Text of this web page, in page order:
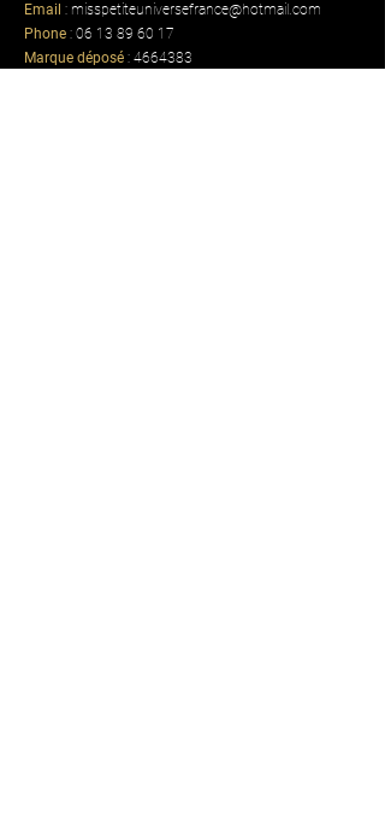
Email : misspetiteuniversefrance@hotmail.com
Phone : 06 13 89 60 17
Marque déposé : 4664383